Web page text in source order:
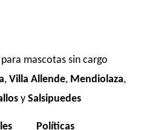
mascotas sin cargo
, Villa Allende, Mendiolaza,
y Salsipuedes
Políticas